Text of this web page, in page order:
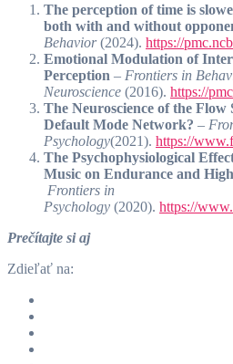
The perception of time is
both with and without
Behavior(2024). https://
Emotional Modulation of
Perception – Frontiers in
Neuroscience (2016). https://
The Neuroscience of the
Default Mode Network? –
Psychology(2021). https://
The Psychophysiological
Music on Endurance and
Frontiers in
Psychology (2020). https://
Prečítajte si aj
Zdieľať na: